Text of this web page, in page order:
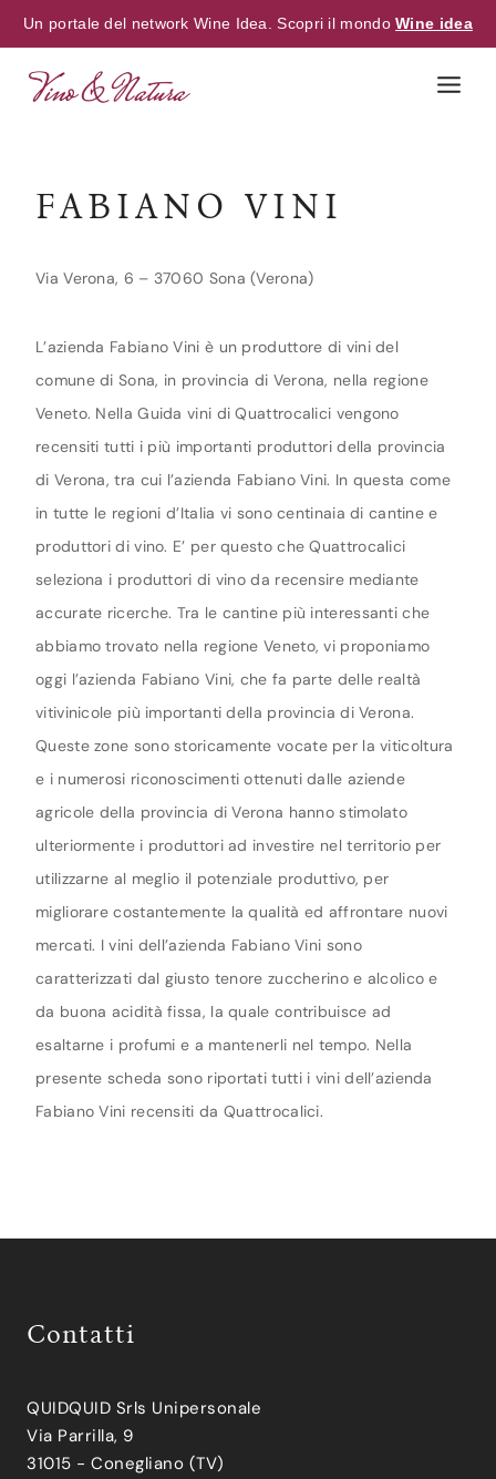
Un portale del network Wine Idea. Scopri il mondoWine idea
FABIANO VINI
Via Verona, 6 – 37060 Sona (Verona)
L’azienda Fabiano Vini è un produttore di vini del
comune di Sona, in provincia di Verona, nella regione
Veneto. Nella Guida vini di Quattrocalici vengono
recensiti tutti i più importanti produttori della provincia
di Verona, tra cui l’azienda Fabiano Vini. In questa come
in tutte le regioni d’Italia vi sono centinaia di cantine e
produttori di vino. E’ per questo che Quattrocalici
seleziona i produttori di vino da recensire mediante
accurate ricerche. Tra le cantine più interessanti che
abbiamo trovato nella regione Veneto, vi proponiamo
oggi l’azienda Fabiano Vini, che fa parte delle realtà
vitivinicole più importanti della provincia di Verona.
Queste zone sono storicamente vocate per la viticoltura
e i numerosi riconoscimenti ottenuti dalle aziende
agricole della provincia di Verona hanno stimolato
ulteriormente i produttori ad investire nel territorio per
utilizzarne al meglio il potenziale produttivo, per
migliorare costantemente la qualità ed affrontare nuovi
mercati. I vini dell’azienda Fabiano Vini sono
caratterizzati dal giusto tenore zuccherino e alcolico e
da buona acidità fissa, la quale contribuisce ad
esaltarne i profumi e a mantenerli nel tempo. Nella
presente scheda sono riportati tutti i vini dell’azienda
Fabiano Vini recensiti da Quattrocalici.
Contatti
QUIDQUID Srls Unipersonale
Via Parrilla, 9
31015 - Conegliano (TV)